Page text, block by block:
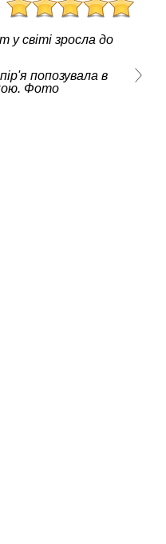
у світі зросла до
попозувала в
Фото